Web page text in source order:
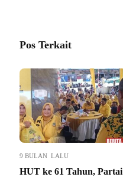
Pos Terkait
9 BULAN LALU
HUT ke 61 Tahun, Partai